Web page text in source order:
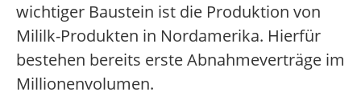
wichtiger Baustein ist die Produktion von
Mililk-Produkten in Nordamerika. Hierfür
bestehen bereits erste Abnahmeverträge im
Millionenvolumen.